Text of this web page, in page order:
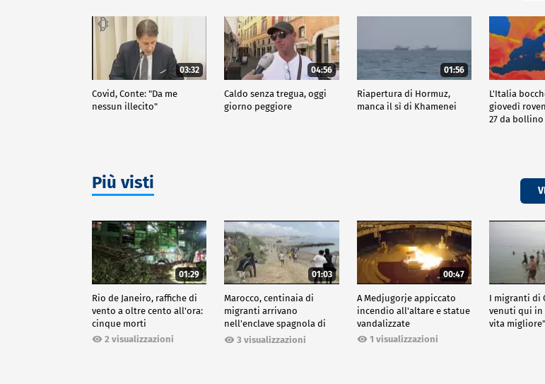
03:32
Covid, Conte: "Da me
nessun illecito"
04:56
Caldo senza tregua, oggi
giorno peggiore
01:56
Riapertura di Hormuz,
manca il sì di Khamenei
L'Italia
giovedì
27 da bollino
Più visti
01:29
Rio de Janeiro, raffiche di
vento a oltre cento all'ora:
cinque morti
2 visualizzazioni
01:03
Marocco, centinaia di
migranti arrivano
nell'enclave spagnola di
Ceuta3 visualizzazioni
00:47
A Medjugorje appiccato
incendio all'altare e statue
vandalizzate
1 visualizzazioni
I migranti di
venuti qui in
vita migliore"